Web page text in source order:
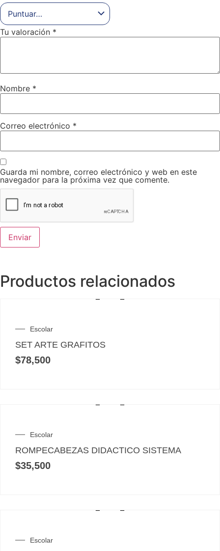
Tu valoración *
Nombre *
Correo electrónico *
Guarda mi nombre, correo electrónico y web en este
navegador para la próxima vez que comente.
Productos relacionados
Escolar
SET ARTE GRAFITOS
$78,500
Escolar
ROMPECABEZAS DIDACTICO SISTEMA
$35,500
Escolar